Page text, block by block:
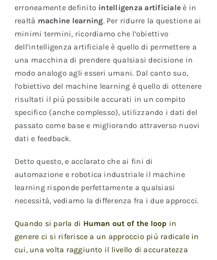
erroneamente definito intelligenza artificialeè in
realtà machine learning. Per ridurre la questione ai
minimi termini, ricordiamo che l’obiettivo
dell’intelligenza artificiale è quello di permettere a
una macchina di prendere qualsiasi decisione in
modo analogo agli esseri umani. Dal canto suo,
l’obiettivo del machine learning è quello di ottenere
risultati il più possibile accurati in un compito
specifico (anche complesso), utilizzando i dati del
passato come base e migliorando attraverso nuovi
dati e feedback.
Detto questo, e acclarato che ai fini di
automazione e robotica industriale il machine
learning risponde perfettamente a qualsiasi
necessità, vediamo la differenza fra i due approcci.
Quando si parla di Human out of the loop in
genere ci si riferisce a un approccio più radicale in
cui, una volta raggiunto il livello di accuratezza